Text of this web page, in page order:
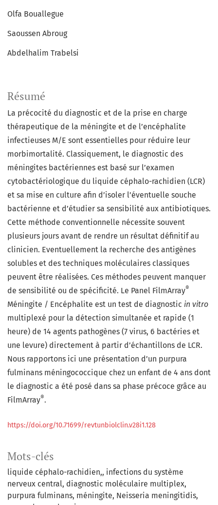
Olfa Bouallegue
Saoussen Abroug
Abdelhalim Trabelsi
Mots-clés
liquide céphalo-rachidien, infections du système
nerveux central diagnostic moléculaire multiplex
purpura fulminans méningite Neisseria meningitidis
Résumé
La précocité du diagnostic et de la prise en charge
thérapeutique de la méningite et de l’encéphalite
infectieuses M/E sont essentielles pour réduire leur
morbimortalité. Classiquement, le diagnostic des
méningites bactériennes est basé sur l’examen
cytobactériologique du liquide céphalo-rachidien (LCR)
et sa mise en culture afin d’isoler l’éventuelle souche
bactérienne et d’étudier sa sensibilité aux antibiotiques.
Cette méthode conventionnelle nécessite souvent
plusieurs jours avant de rendre un résultat définitif au
clinicien. Eventuellement la recherche des antigènes
solubles et des techniques moléculaires classiques
peuvent être réalisées. Ces méthodes peuvent manquer
de sensibilité ou de spécificité. Le Panel FilmArray®
Méningite / Encéphalite est un test de diagnostic in vitro
multiplexé pour la détection simultanée et rapide (1
heure) de 14 agents pathogènes (7 virus, 6 bactéries et
une levure) directement à partir d’échantillons de LCR.
Nous rapportons ici une présentation d’un purpura
fulminans méningococcique chez un enfant de 4 ans dont
le diagnostic a été posé dans sa phase précoce grâce au
FilmArray®.
https://doi.org/10.71699/revtunbiolclin.v28i1.128